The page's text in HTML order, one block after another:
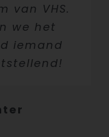
van VHS.
we het
iemand